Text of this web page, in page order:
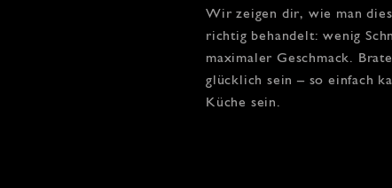
Wir zeigen dir, wie man
richtig behandelt: wenig
maximaler Geschmack.
glücklich sein – so einfach
Küche sein.